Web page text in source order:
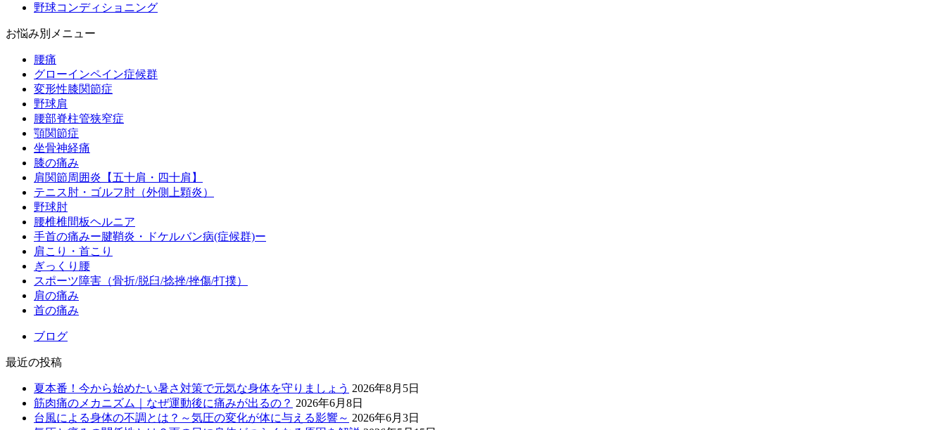
野球コンディショニング
お悩み別メニュー
腰痛
グローインペイン症候群
変形性膝関節症
野球肩
腰部脊柱管狭窄症
顎関節症
坐骨神経痛
膝の痛み
肩関節周囲炎【五十肩・四十肩】
テニス肘・ゴルフ肘（外側上顆炎）
野球肘
腰椎椎間板ヘルニア
手首の痛みー腱鞘炎・ドケルバン病(症候群)ー
肩こり・首こり
ぎっくり腰
スポーツ障害（骨折/脱臼/捻挫/挫傷/打撲）
肩の痛み
首の痛み
ブログ
最近の投稿
夏本番！今から始めたい暑さ対策で元気な身体を守りましょう 2026年8月5日
筋肉痛のメカニズム｜なぜ運動後に痛みが出るの？ 2026年6月8日
台風による身体の不調とは？～気圧の変化が体に与える影響～ 2026年6月3日